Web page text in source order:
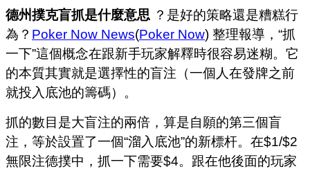
德州撲克盲抓是什麼意思 ？是好的策略還是糟糕行
為？ Poker Now News(Poker Now) 整理報導，“抓
一下”這個概念在跟新手玩家解釋時很容易迷糊。它
的本質其實就是選擇性的盲注（一個人在發牌之前
就投入底池的籌碼）。
抓的數目是大盲注的兩倍，算是自願的第三個盲
注，等於設置了一個“溜入底池”的新標杆。在$1/$2
無限注德撲中，抓一下需要$4。跟在他後面的玩家